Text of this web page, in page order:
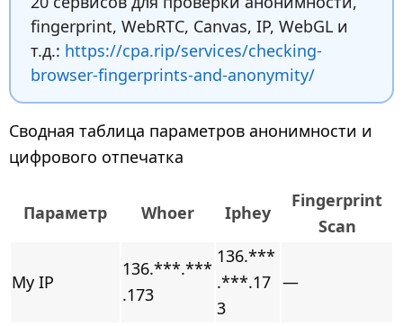
fingerprint, WebRTC, Canvas, IP, WebGL и
т.д.: https://cpa.rip/services/checking-
browser-fingerprints-and-anonymity/
Сводная таблица параметров анонимности и
цифрового отпечатка
Параметр Whoer Iphey
Fingerprint
Scan
My IP
136.***.***
.173
136.***
.***.17
3
—